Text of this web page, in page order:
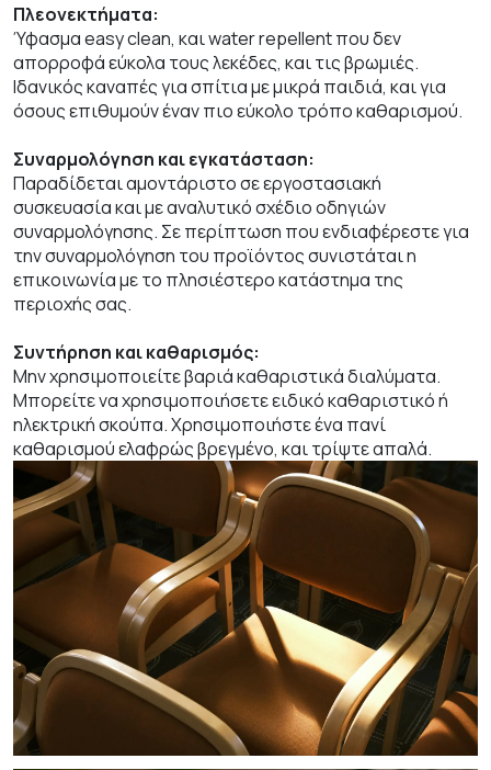
Πλεονεκτήματα:
Ύφασμα easy clean, και water repellent που δεν
απορροφά εύκολα τους λεκέδες, και τις βρωμιές.
Ιδανικός καναπές για σπίτια με μικρά παιδιά, και για
όσους επιθυμούν έναν πιο εύκολο τρόπο καθαρισμού.
Συναρμολόγηση και εγκατάσταση:
Παραδίδεται αμοντάριστο σε εργοστασιακή
συσκευασία και με αναλυτικό σχέδιο οδηγιών
συναρμολόγησης. Σε περίπτωση που ενδιαφέρεστε για
την συναρμολόγηση του προϊόντος συνιστάται η
επικοινωνία με το πλησιέστερο κατάστημα της
περιοχής σας.
Συντήρηση και καθαρισμός:
Μην χρησιμοποιείτε βαριά καθαριστικά διαλύματα.
Μπορείτε να χρησιμοποιήσετε ειδικό καθαριστικό ή
ηλεκτρική σκούπα. Χρησιμοποιήστε ένα πανί
καθαρισμού ελαφρώς βρεγμένο, και τρίψτε απαλά.